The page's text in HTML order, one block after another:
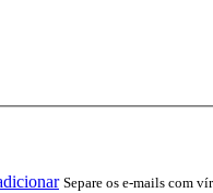
Separe os e-mails com